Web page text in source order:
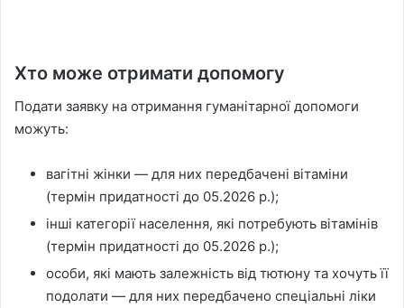
Хто може отримати допомогу
Подати заявку на отримання гуманітарної допомоги
можуть:
вагітні жінки — для них передбачені вітаміни
(термін придатності до 05.2026 р.);
інші категорії населення, які потребують вітамінів
(термін придатності до 05.2026 р.);
особи, які мають залежність від тютюну та хочуть її
подолати — для них передбачено спеціальні ліки